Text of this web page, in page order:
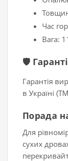
Час
Вага:
🛡️
Гарантія
в Україні
Порада
Для
сухих